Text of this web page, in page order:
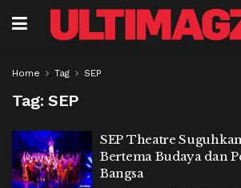
Home Tag SEP
Tag: SEP
SEP Theatre
Bertema Budaya dan
Bangsa